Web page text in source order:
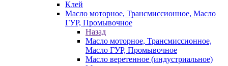
Клей
Масло моторное, Трансмиссионное, Масло
ГУР, Промывочное
Назад
Масло моторное, Трансмиссионное,
Масло ГУР, Промывочное
Масло веретенное (индустриальное)